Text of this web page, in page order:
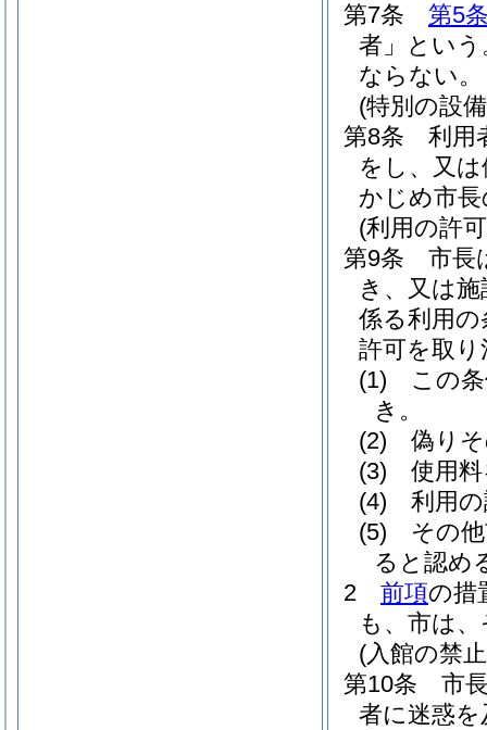
第7条
第5
者」という
ならない。
(特別の設
第8条
利用
をし、又
かじめ市
(利用の許
第9条
市長
き、又は
係る利用
許可を取
(1)
この
き。
(2)
偽り
(3)
使用
(4)
利用
(5)
その
ると認め
2
前項の措
も、市は
(入館の禁
第10条
市
者に迷惑